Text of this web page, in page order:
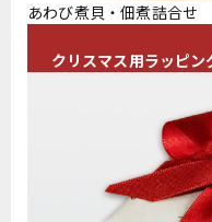
あわび煮貝・佃煮詰合せ
クリスマス用ラッピ